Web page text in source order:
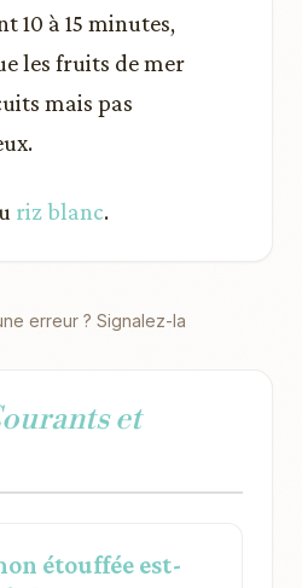
10 à 15 minutes,
les fruits de mer
mais pas
riz blanc.
erreur ? Signalez-la
et
étouffée est-